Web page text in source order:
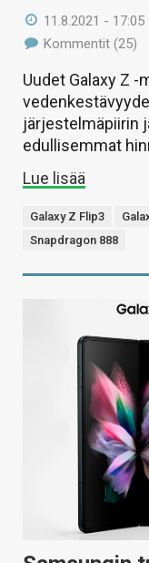
11.8.2021 - 17:05
Kommentit (25)
Uudet Galaxy Z -
järjestelmäpiirin
edullisemmat
Lue lisää
Galaxy Z Flip3
Snapdragon 888